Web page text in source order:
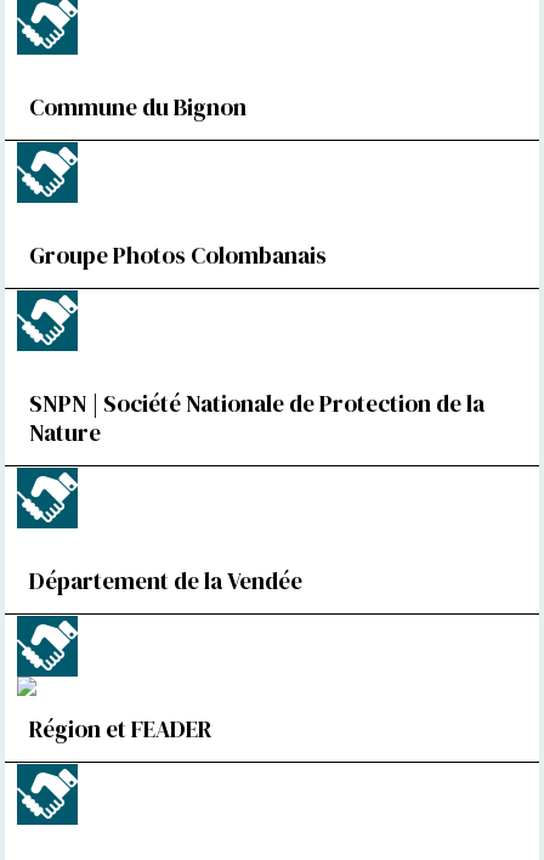
Commune du Bignon
Groupe Photos Colombanais
SNPN | Société Nationale de Protection de la
Nature
Département de la Vendée
Région et FEADER